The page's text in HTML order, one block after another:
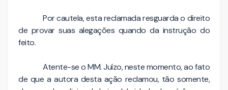
Por cautela, esta reclamada resguarda o direito
de provar suas alegações quando da instrução do
feito.
Atente-se o MM. Juízo, neste momento, ao fato
de que a autora desta ação reclamou, tão somente,